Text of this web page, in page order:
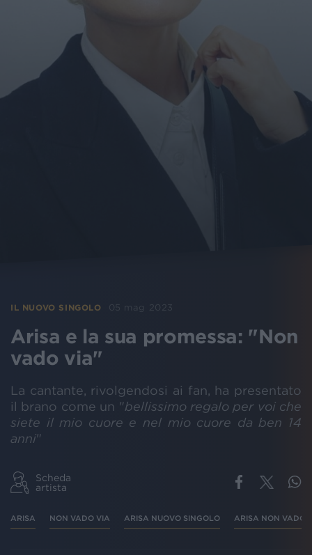
IL NUOVO SINGOLO 05 mag 2023
Arisa e la sua promessa: "Non
vado via"
La cantante, rivolgendosi ai fan, ha presentato
il brano come un "bellissimo regalo per voi che
siete il mio cuore e nel mio cuore da ben 14
anni"
Scheda
artista
ARISA NON VADO VIA ARISA NUOVO SINGOLO ARISA NON VADO